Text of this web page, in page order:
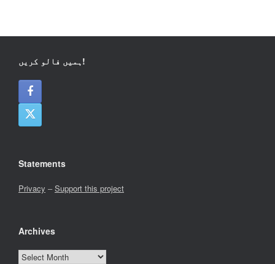
ہمیں فالو کریں!
Statements
Privacy –Support this project
Archives
Archives